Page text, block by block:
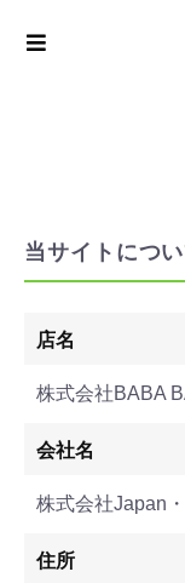
当サイトにつ
店名
株式会社BABA
会社名
株式会社Japan
住所